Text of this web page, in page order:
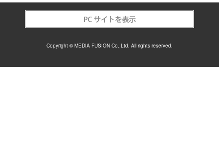
Copyright © MEDIA FUSION Co.,Ltd. All rights reserved.